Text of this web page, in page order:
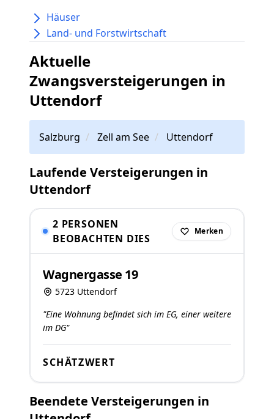
Häuser
Land- und Forstwirtschaft
Aktuelle
Zwangsversteigerungen in
Uttendorf
Salzburg Zell am See Uttendorf
Laufende Versteigerungen in
Uttendorf
2 PERSONEN
BEOBACHTEN DIES
Merken
Wagnergasse 19
5723 Uttendorf
"Eine Wohnung befindet sich im EG, einer weitere
im DG"
SCHÄTZWERT
Beendete Versteigerungen in